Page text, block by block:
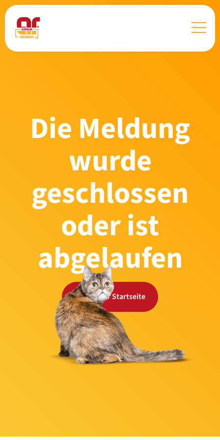
Die Meldung
wurde
geschlossen
oder ist
abgelaufen
Zurück zur Startseite